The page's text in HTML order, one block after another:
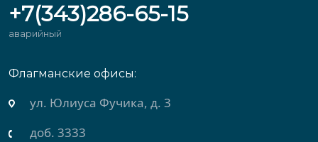
+7(343)286-65-15
аварийный
Флагманские офисы:
ул. Михеева, д. 2
доб. 3434